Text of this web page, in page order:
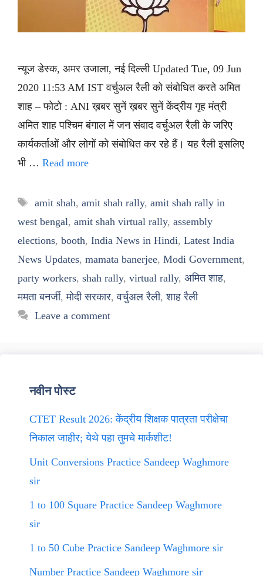
न्यूज डेस्क, अमर उजाला, नई दिल्ली Updated Tue, 09 Jun
2020 11:53 AM IST वर्चुअल रैली को संबोधित करते अमित
शाह – फोटो : ANI ख़बर सुनें ख़बर सुनें केंद्रीय गृह मंत्री
अमित शाह पश्चिम बंगाल में जन संवाद वर्चुअल रैली के जरिए
कार्यकर्ताओं और लोगों को संबोधित कर रहे हैं। यह रैली इसलिए
भी … Read more
Tags
amit shah, amit shah rally, amit shah rally in
west bengal, amit shah virtual rally, assembly
elections, booth, India News in Hindi, Latest India
News Updates, mamata banerjee, Modi Government,
party workers, shah rally, virtual rally, अमित शाह,
ममता बनर्जी,मोदी सरकार,वर्चुअल रैली,शाह रैली
Leave a comment
नवीन पोस्ट
CTET Result 2026: केंद्रीय शिक्षक पात्रता परीक्षेचा
निकाल जाहीर; येथे पहा तुमचे मार्कशीट!
Unit Conversions Practice Sandeep Waghmore
sir
1 to 100 Square Practice Sandeep Waghmore
sir
1 to 50 Cube Practice Sandeep Waghmore sir
Number Practice Sandeep Waghmore sir